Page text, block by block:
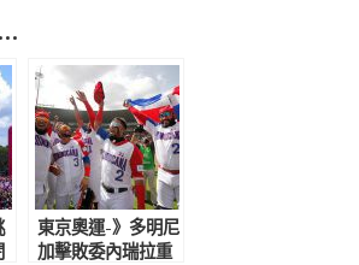
東京奧運-》多明尼
加擊敗委內瑞拉重